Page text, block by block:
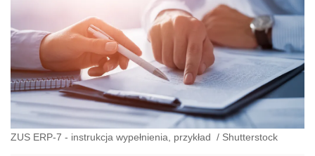
ZUS ERP-7 - instrukcja wypełnienia, przykład / Shutterstock